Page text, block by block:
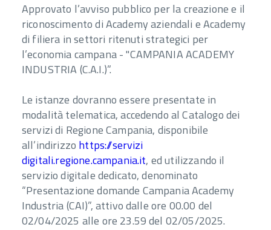
Approvato l’avviso pubblico per la creazione e il
riconoscimento di Academy aziendali e Academy
di filiera in settori ritenuti strategici per
l’economia campana - "CAMPANIA ACADEMY
INDUSTRIA (C.A.I.)”.
Le istanze dovranno essere presentate in
modalità telematica, accedendo al Catalogo dei
servizi di Regione Campania, disponibile
all’indirizzo https://servizi
digitali.regione.campania.it, ed utilizzando il
servizio digitale dedicato, denominato
“Presentazione domande Campania Academy
Industria (CAI)”, attivo dalle ore 00.00 del
02/04/2025 alle ore 23.59 del 02/05/2025.